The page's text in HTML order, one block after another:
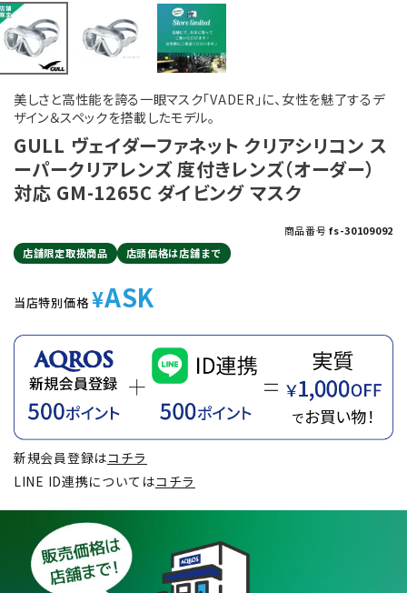
美しさと高性能を誇る一眼マスク「VADER」に、女性を魅了するデ
ザイン＆スペックを搭載したモデル。
GULL ヴェイダーファネット クリアシリコン ス
ーパークリアレンズ 度付きレンズ（オーダー）
対応 GM-1265C ダイビング マスク
商品番号 fs-30109092
店舗限定取扱商品
店頭価格は店舗まで
当店特別価格 ¥ASK
新規会員登録はコチラ
LINE ID連携についてはコチラ